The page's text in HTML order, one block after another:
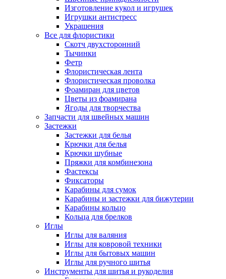
Изготовление кукол и игрушек
Игрушки антистресс
Украшения
Все для флористики
Скотч двухсторонний
Тычинки
Фетр
Флористическая лента
Флористическая проволка
Фоамиран для цветов
Цветы из фоамирана
Ягоды для творчества
Запчасти для швейных машин
Застежки
Застежки для белья
Крючки для белья
Крючки шубные
Пряжки для комбинезона
Фастексы
Фиксаторы
Карабины для сумок
Карабины и застежки для бижутерии
Карабины кольцо
Кольца для брелков
Иглы
Иглы для валяния
Иглы для ковровой техники
Иглы для бытовых машин
Иглы для ручного шитья
Инструменты для шитья и рукоделия